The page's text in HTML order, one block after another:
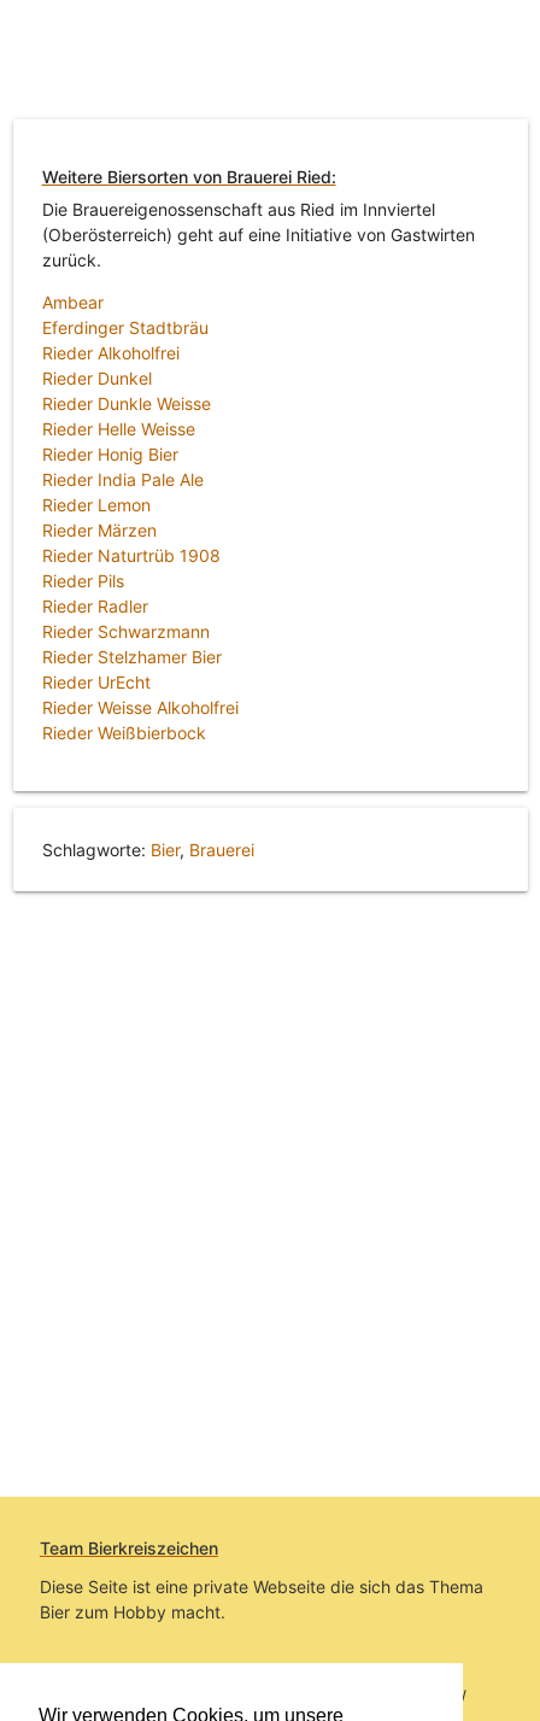
Wir verwenden Cookies, um unsere
Weitere Biersorten von Brauerei Ried:
Die Brauereigenossenschaft aus Ried im Innviertel
(Oberösterreich) geht auf eine Initiative von Gastwirten
zurück.
Ambear
Eferdinger Stadtbräu
Rieder Alkoholfrei
Rieder Dunkel
Rieder Dunkle Weisse
Rieder Helle Weisse
Rieder Honig Bier
Rieder India Pale Ale
Rieder Lemon
Rieder Märzen
Rieder Naturtrüb 1908
Rieder Pils
Rieder Radler
Rieder Schwarzmann
Rieder Stelzhamer Bier
Rieder UrEcht
Rieder Weisse Alkoholfrei
Rieder Weißbierbock
Schlagworte: Bier, Brauerei
Team Bierkreiszeichen
Diese Seite ist eine private Webseite die sich das Thema
Bier zum Hobby macht.
Sie befinden sich auf https://www.bierkreiszeichen.at/